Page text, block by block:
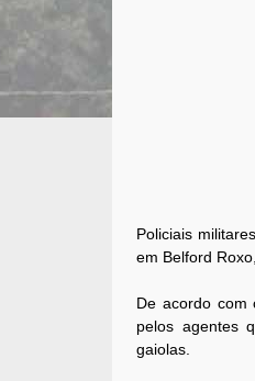
Policiais
em Belford
De acordo com
pelos agentes
gaiolas.